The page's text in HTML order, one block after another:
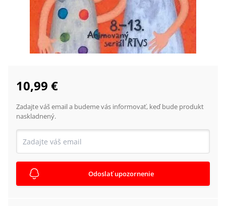
10,99 €
Zadajte váš email a budeme vás informovať, keď bude produkt
naskladnený.
Odoslať upozornenie